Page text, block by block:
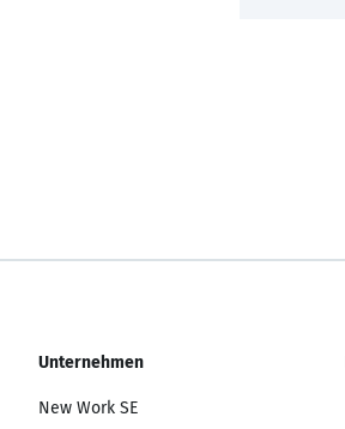
Unternehmen
New Work SE